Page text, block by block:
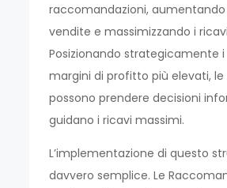
raccomandazioni,
vendite e massimizzando i
Posizionando strategicamente
margini di profitto più elevati, le
possono prendere decisioni
guidano i ricavi massimi.
L’implementazione di questo
davvero semplice. Le